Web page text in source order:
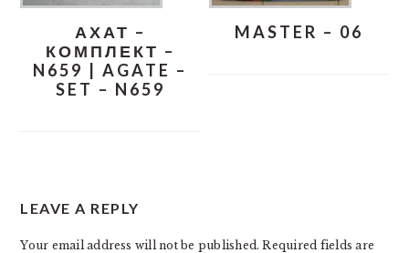
АХАТ –
КОМПЛЕКТ –
N659 | AGATE –
SET – N659
MASTER – 06
INTERACTIONS
LEAVE A REPLY
Your email address will not be published. Required fields are